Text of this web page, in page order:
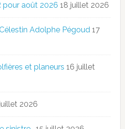
pour août 2026 18 juillet 2026
Adolphe Pégoud 17
et planeurs 16 juillet
2026